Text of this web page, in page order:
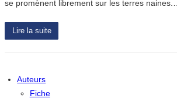
se promènent librement sur les terres naines.…
Lire la suite
Auteurs
Fiche